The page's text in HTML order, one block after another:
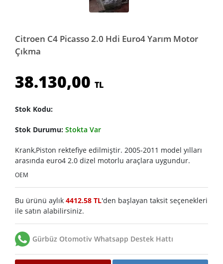
Citroen C4 Picasso 2.0 Hdi Euro4 Yarım Motor
Çıkma
38.130,00 TL
Stok Kodu:
Stok Durumu: Stokta Var
Krank,Piston rektefiye edilmiştir. 2005-2011 model yılları
arasında euro4 2.0 dizel motorlu araçlara uygundur.
OEM
Bu ürünü aylık 4412.58 TL'den başlayan taksit seçenekleri
ile satın alabilirsiniz.
Gürbüz Otomotiv Whatsapp Destek Hattı